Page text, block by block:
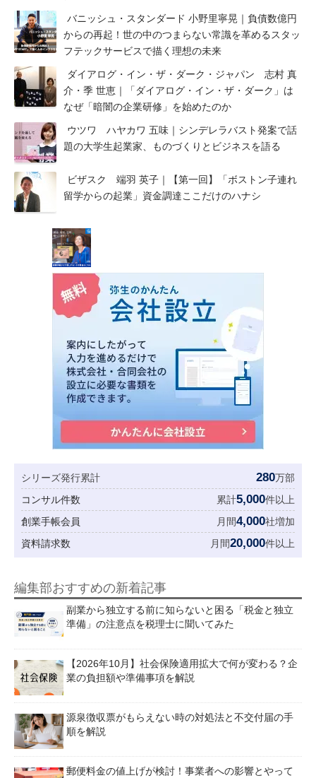
バニッシュ・スタンダード 小野里寧晃｜負債数億円
からの再起！世の中のつまらない常識を⾰めるスタッ
フテックサービスで描く理想の未来
ダイアログ・イン・ザ・ダーク・ジャパン 志村 真
介・季 世恵｜「ダイアログ・イン・ザ・ダーク」は
なぜ「暗闇の企業研修」を始めたのか
ウツワ ハヤカワ 五味｜シンデレラバスト発案で話
題の大学生起業家、ものづくりとビジネスを語る
ビザスク 端羽 英子｜【第一回】「ボストン子連れ
留学からの起業」資金調達ここだけのハナシ
シリーズ発行累計 280万部
コンサル件数
累計5,000件以上
創業手帳会員
月間4,000社増加
資料請求数
月間20,000件以上
編集部おすすめの新着記事
副業から独立する前に知らないと困る「税金と独立
準備」の注意点を税理士に聞いてみた
【2026年10月】社会保険適用拡大で何が変わる？企
業の負担額や準備事項を解説
源泉徴収票がもらえない時の対処法と不交付届の手
順を解説
郵便料金の値上げが検討！事業者への影響とやって